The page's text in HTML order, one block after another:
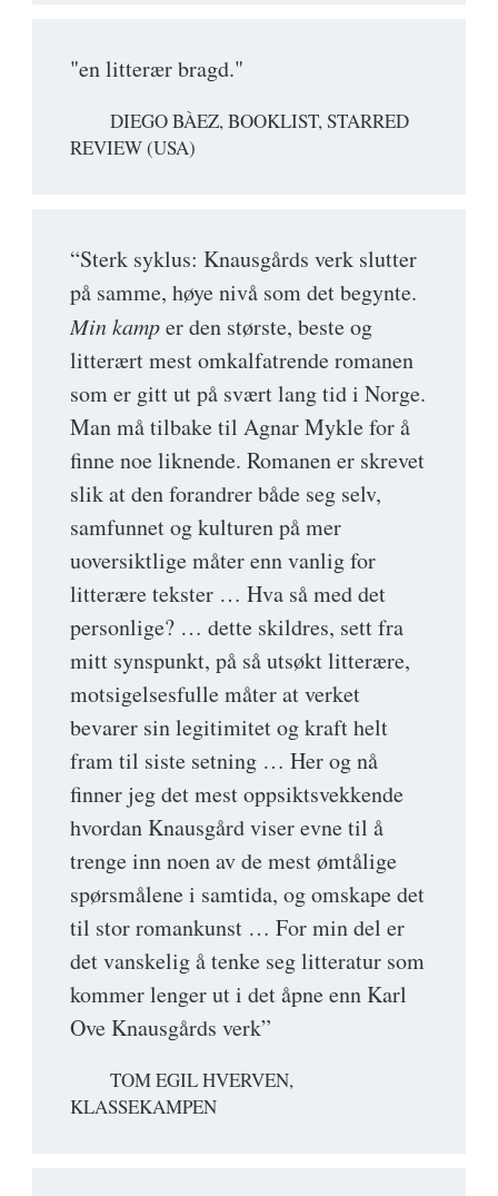
"en litterær bragd."
DIEGO BÀEZ, BOOKLIST, STARRED
REVIEW (USA)
“Sterk syklus: Knausgårds verk slutter
på samme, høye nivå som det begynte.
Min kamper den største, beste og
litterært mest omkalfatrende romanen
som er gitt ut på svært lang tid i Norge.
Man må tilbake til Agnar Mykle for å
finne noe liknende. Romanen er skrevet
slik at den forandrer både seg selv,
samfunnet og kulturen på mer
uoversiktlige måter enn vanlig for
litterære tekster … Hva så med det
personlige? … dette skildres, sett fra
mitt synspunkt, på så utsøkt litterære,
motsigelsesfulle måter at verket
bevarer sin legitimitet og kraft helt
fram til siste setning … Her og nå
finner jeg det mest oppsiktsvekkende
hvordan Knausgård viser evne til å
trenge inn noen av de mest ømtålige
spørsmålene i samtida, og omskape det
til stor romankunst … For min del er
det vanskelig å tenke seg litteratur som
kommer lenger ut i det åpne enn Karl
Ove Knausgårds verk”
TOM EGIL HVERVEN,
KLASSEKAMPEN